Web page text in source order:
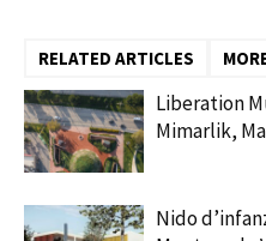
RELATED ARTICLES
Liberation
Mimarlik,
Nido